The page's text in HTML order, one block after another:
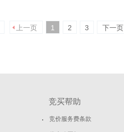
上一页 1 2 3 下一页
竞买帮助
竞价服务费条款